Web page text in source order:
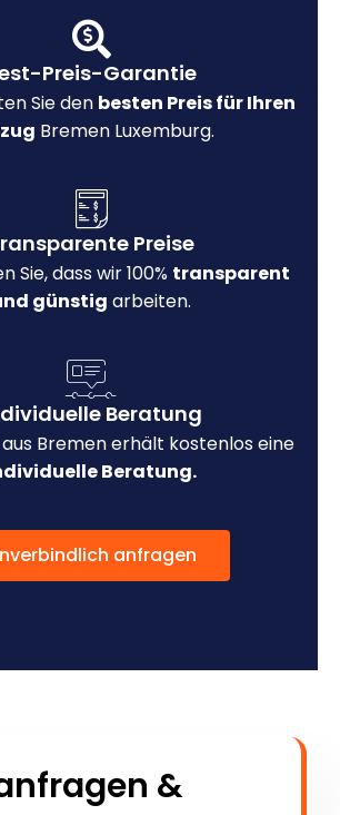
Preis-Garantie
Sie den besten Preis für Ihren
Bremen Luxemburg.
Preise
Sie, dass wir 100% transparent
günstig arbeiten.
Beratung
Bremen erhält kostenlos eine
Beratung.
anfragen
&